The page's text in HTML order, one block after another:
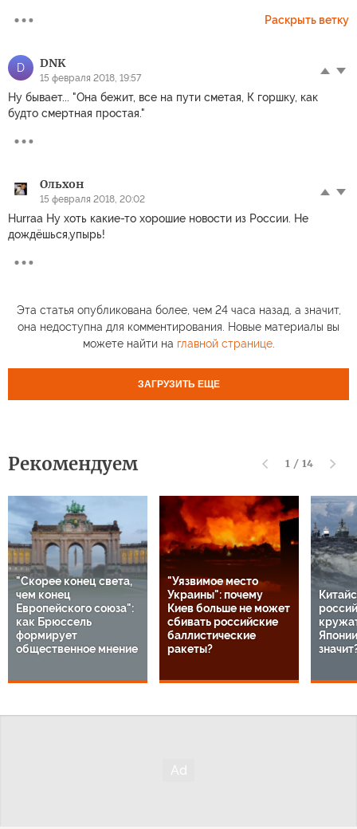
Раскрыть ветку
D DNK
15 февраля 2018, 19:57
Ну бывает... "Она бежит, все на пути сметая, К горшку, как
будто смертная простая."
Ольхон
15 февраля 2018, 20:02
Hurraa Ну хоть какие-то хорошие новости из России. Не
дождёшься,упырь!
Эта статья опубликована более, чем 24 часа назад, а значит,
она недоступна для комментирования. Новые материалы вы
можете найти на главной странице.
ЗАГРУЗИТЬ ЕЩЕ
Рекомендуем 1 / 14
"Скорее конец света,
чем конец
Европейского союза":
как Брюссель
формирует
общественное мнение
"Уязвимое место
Украины": почему
Киев больше не может
сбивать российские
баллистические
ракеты?